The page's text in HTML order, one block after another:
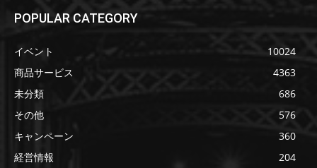
POPULAR CATEGORY
イベント
10024
商品サービス
4363
未分類
686
その他
576
キャンペーン
360
経営情報
204